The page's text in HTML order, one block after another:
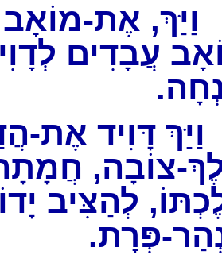
אֶת-מוֹאָב;
עֲבָדִים
דָּוִיד אֶת-
צוֹבָה,
לְהַצִּיב יָדוֹ
פְּרָת.